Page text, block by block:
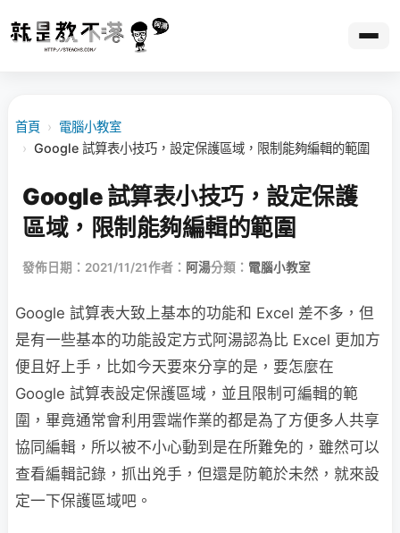
首頁 › 電腦小教室
› Google 試算表小技巧，設定保護區域，限制能夠編輯的範圍
Google 試算表小技巧，設定保護
區域，限制能夠編輯的範圍
發佈日期：2021/11/21作者： 阿湯分類： 電腦小教室
Google 試算表大致上基本的功能和 Excel 差不多，但
是有一些基本的功能設定方式阿湯認為比 Excel 更加方
便且好上手，比如今天要來分享的是，要怎麼在
Google 試算表設定保護區域，並且限制可編輯的範
圍，畢竟通常會利用雲端作業的都是為了方便多人共享
協同編輯，所以被不小心動到是在所難免的，雖然可以
查看編輯記錄，抓出兇手，但還是防範於未然，就來設
定一下保護區域吧。